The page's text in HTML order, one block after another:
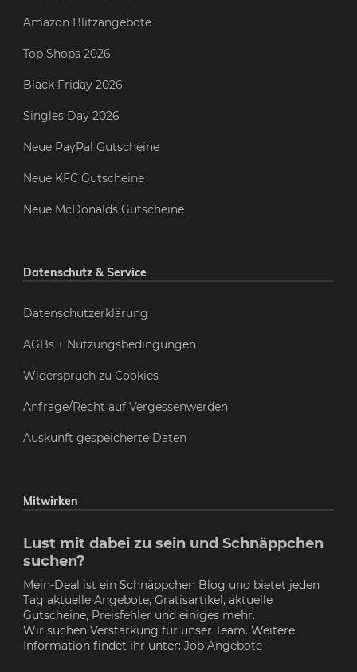
Amazon Blitzangebote
Top Shops 2026
Black Friday 2026
Singles Day 2026
Neue PayPal Gutscheine
Neue KFC Gutscheine
Neue McDonalds Gutscheine
Datenschutz & Service
Datenschutzerklärung
AGBs + Nutzungsbedingungen
Widerspruch zu Cookies
Anfrage/Recht auf Vergessenwerden
Auskunft gespeicherte Daten
Mitwirken
Lust mit dabei zu sein und Schnäppchen
suchen?
Mein-Deal ist ein Schnäppchen Blog und bietet jeden
Tag aktuelle Angebote, Gratisartikel, aktuelle
Gutscheine, Preisfehler und einiges mehr.
Wir suchen Verstärkung für unser Team. Weitere
Information findet ihr unter: Job Angebote